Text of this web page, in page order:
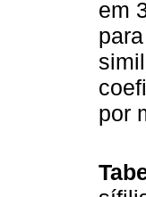
em
por